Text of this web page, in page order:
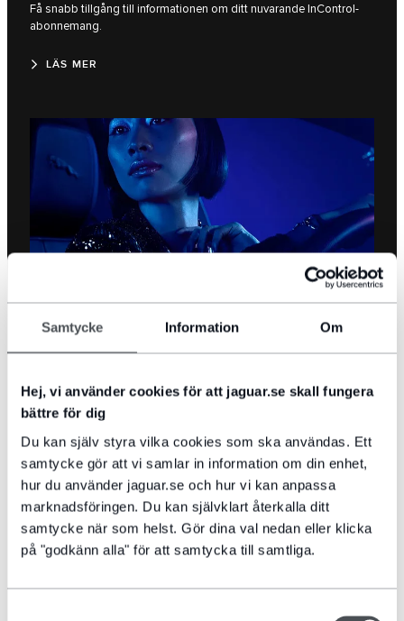
Samtycke Information Om
Hej, vi använder cookies för att jaguar.se skall fungera
bättre för dig
Du kan själv styra vilka cookies som ska användas. Ett
samtycke gör att vi samlar in information om din enhet,
hur du använder jaguar.se och hur vi kan anpassa
marknadsföringen. Du kan självklart återkalla ditt
samtycke när som helst. Gör dina val nedan eller klicka
på "godkänn alla" för att samtycka till samtliga.
Få snabb tillgång till informationen om ditt nuvarande InControl-
abonnemang.
LÄS MER
KARTUPPDATERINGAR
motorvägsinformationen.